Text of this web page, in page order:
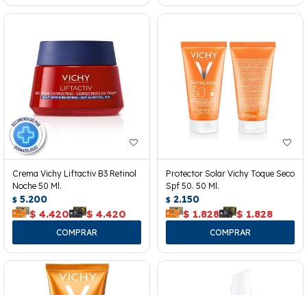
Crema Vichy Liftactiv B3 Retinol
Noche 50 Ml.
$ 5.200
$ 4.420 $ 4.420
Protector Solar Vichy Toque Seco
Spf 50. 50 Ml.
$ 2.150
$ 1.828 $ 1.828